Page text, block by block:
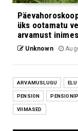
üks ootamatu
arvamust
Unknown
ARVAMUSLUGU
PENSION
VIIMASED